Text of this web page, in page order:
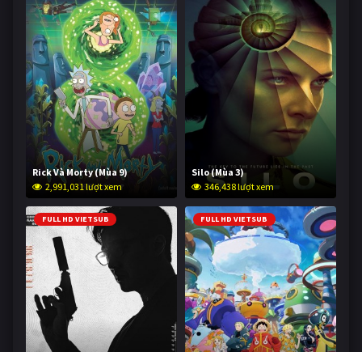
Rick Và Morty (Mùa 9)
2,991,031 lượt xem
Silo (Mùa 3)
346,438 lượt xem
FULL HD VIETSUB FULL HD VIETSUB